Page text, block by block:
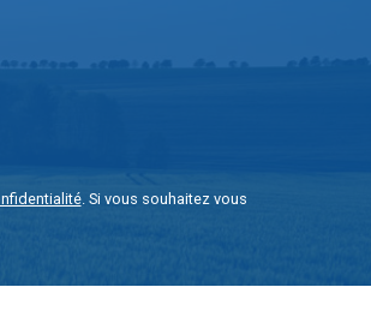
. Si vous souhaitez vous